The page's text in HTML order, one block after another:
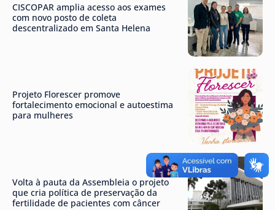
CISCOPAR amplia acesso aos exames
com novo posto de coleta
descentralizado em Santa Helena
Projeto Florescer promove
fortalecimento emocional e autoestima
para mulheres
Volta à pauta da Assembleia o projeto
que cria política de preservação da
fertilidade de pacientes com câncer